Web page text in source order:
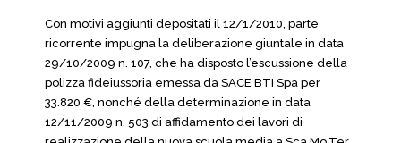
Con motivi aggiunti depositati il 12/1/2010, parte
ricorrente impugna la deliberazione giuntale in data
29/10/2009 n. 107, che ha disposto l’escussione della
polizza fideiussoria emessa da SACE BTI Spa per
33.820 €, nonché della determinazione in data
12/11/2009 n. 503 di affidamento dei lavori di